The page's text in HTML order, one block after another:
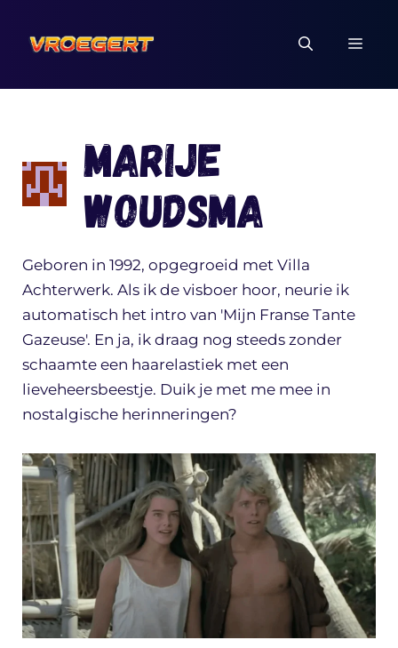
naar
inhoud
Marije
Woudsma
Geboren in 1992, opgegroeid met Villa
Achterwerk. Als ik de visboer hoor, neurie ik
automatisch het intro van 'Mijn Franse Tante
Gazeuse'. En ja, ik draag nog steeds zonder
schaamte een haarelastiek met een
lieveheersbeestje. Duik je met me mee in
nostalgische herinneringen?